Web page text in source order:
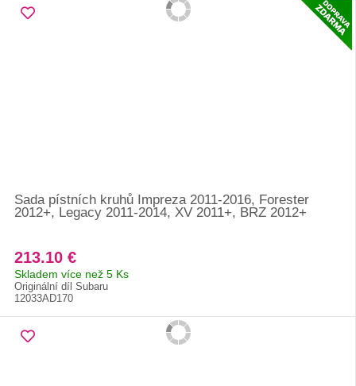
Sada pístních kruhů Impreza 2011-2016, Forester
2012+, Legacy 2011-2014, XV 2011+, BRZ 2012+
213.10 €
Skladem více než 5 Ks
Originální díl Subaru
12033AD170